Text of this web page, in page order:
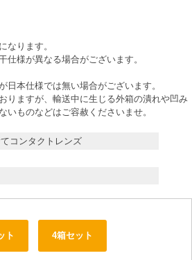
なります。
仕様が異なる場合がございます。
日本仕様では無い場合がございます。
りますが、輸送中に生じる外箱の潰れや凹み
いものなどはご容赦くださいませ。
コンタクトレンズ
ト 4箱セット